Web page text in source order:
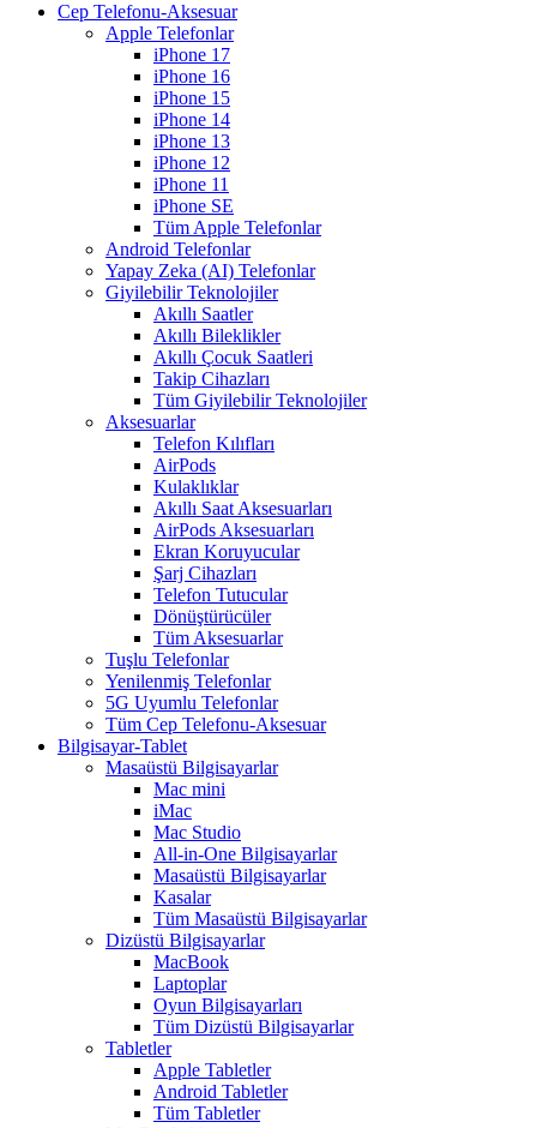
Cep Telefonu-Aksesuar
Apple Telefonlar
iPhone 17
iPhone 16
iPhone 15
iPhone 14
iPhone 13
iPhone 12
iPhone 11
iPhone SE
Tüm Apple Telefonlar
Android Telefonlar
Yapay Zeka (AI) Telefonlar
Giyilebilir Teknolojiler
Akıllı Saatler
Akıllı Bileklikler
Akıllı Çocuk Saatleri
Takip Cihazları
Tüm Giyilebilir Teknolojiler
Aksesuarlar
Telefon Kılıfları
AirPods
Kulaklıklar
Akıllı Saat Aksesuarları
AirPods Aksesuarları
Ekran Koruyucular
Şarj Cihazları
Telefon Tutucular
Dönüştürücüler
Tüm Aksesuarlar
Tuşlu Telefonlar
Yenilenmiş Telefonlar
5G Uyumlu Telefonlar
Tüm Cep Telefonu-Aksesuar
Bilgisayar-Tablet
Masaüstü Bilgisayarlar
Mac mini
iMac
Mac Studio
All-in-One Bilgisayarlar
Masaüstü Bilgisayarlar
Kasalar
Tüm Masaüstü Bilgisayarlar
Dizüstü Bilgisayarlar
MacBook
Laptoplar
Oyun Bilgisayarları
Tüm Dizüstü Bilgisayarlar
Tabletler
Apple Tabletler
Android Tabletler
Tüm Tabletler